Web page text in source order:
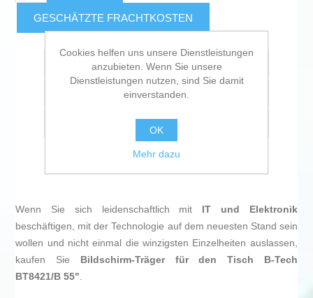
GESCHÄTZTE FRACHTKOSTEN
Zur Wunschliste zugefügt
Wenn Sie sich leidenschaftlich mit IT und Elektronik
beschäftigen, mit der Technologie auf dem neuesten Stand sein
wollen und nicht einmal die winzigsten Einzelheiten auslassen,
kaufen Sie Bildschirm-Träger für den Tisch B-Tech
BT8421/B 55".
Cookies helfen uns unsere Dienstleistungen
anzubieten. Wenn Sie unsere
Dienstleistungen nutzen, sind Sie damit
einverstanden.
OK
Mehr dazu